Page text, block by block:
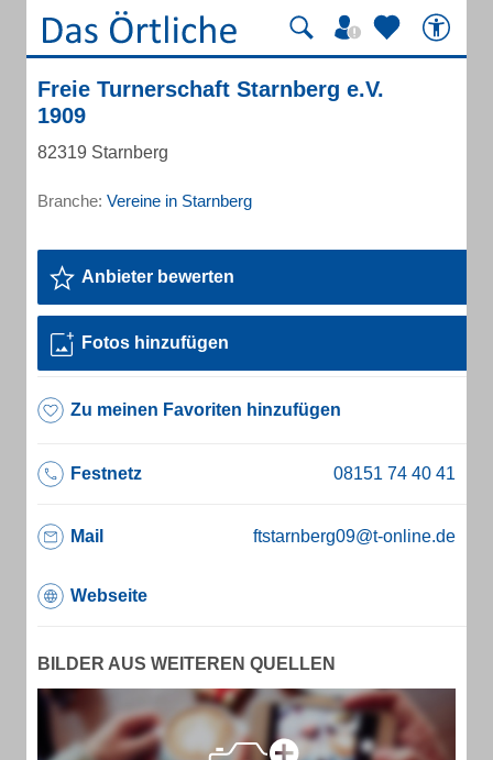
Freie Turnerschaft Starnberg e.V.
1909
82319 Starnberg
Branche: Vereine in Starnberg
Anbieter bewerten
Fotos hinzufügen
Zu meinen Favoriten hinzufügen
Festnetz
Mail ftstarnberg09@t-online.de
Webseite
BILDER AUS WEITEREN QUELLEN